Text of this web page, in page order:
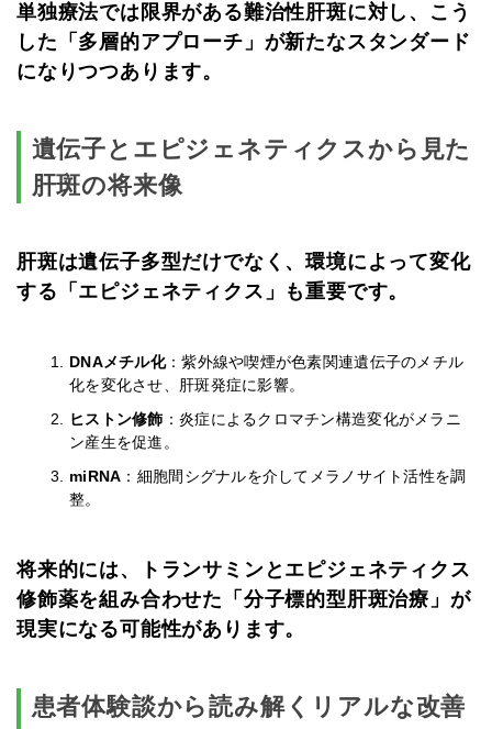
単独療法では限界がある難治性肝斑に対し、こう
した「多層的アプローチ」が新たなスタンダード
になりつつあります。
遺伝子とエピジェネティクスから見た
肝斑の将来像
肝斑は遺伝子多型だけでなく、環境によって変化
する「エピジェネティクス」も重要です。
DNAメチル化：紫外線や喫煙が色素関連遺伝子のメチル
化を変化させ、肝斑発症に影響。
ヒストン修飾 ：炎症によるクロマチン構造変化がメラニ
ン産生を促進。
miRNA ：細胞間シグナルを介してメラノサイト活性を調
整。
将来的には、トランサミンとエピジェネティクス
修飾薬を組み合わせた「分子標的型肝斑治療」が
現実になる可能性があります。
患者体験談から読み解くリアルな改善